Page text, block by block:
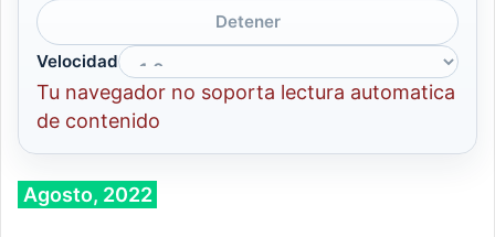
Detener
Velocidad
Tu navegador no soporta lectura automatica
de contenido
Agosto, 2022